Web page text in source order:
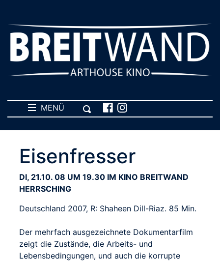
MENÜ
Eisenfresser
DI, 21.10. 08 UM 19.30 IM KINO BREITWAND
HERRSCHING
Deutschland 2007, R: Shaheen Dill-Riaz. 85 Min.
Der mehrfach ausgezeichnete Dokumentarfilm
zeigt die Zustände, die Arbeits- und
Lebensbedingungen, und auch die korrupte